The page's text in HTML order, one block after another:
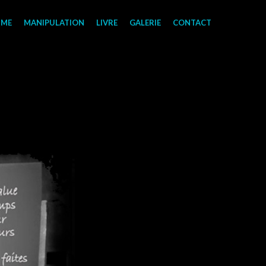
MANIPULATION LIVRE GALERIE CONTACT